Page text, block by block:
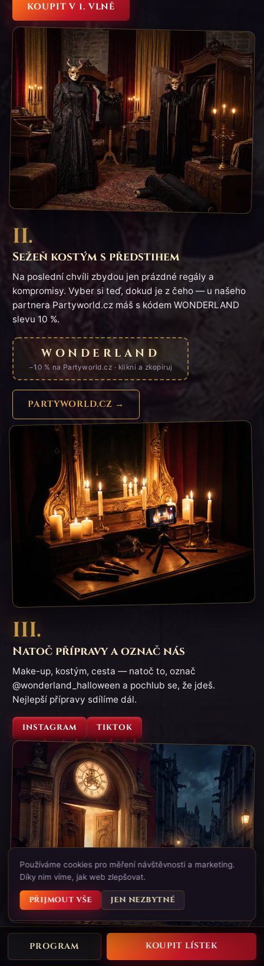
KOUPIT V 1. VLNĚ
II.
Sežeň kostým s předstihem
Na poslední chvíli zbydou jen prázdné regály a
kompromisy. Vyber si teď, dokud je z čeho — u našeho
partnera Partyworld.cz máš s kódem WONDERLAND
slevu 10 %.
WONDERLAND
−10 % na Partyworld.cz · klikni a zkopíruj
PARTYWORLD.CZ →
III.
Natoč přípravy a označ nás
Make-up, kostým, cesta — natoč to, označ
@wonderland_halloween a pochlub se, že jdeš.
Nejlepší přípravy sdílíme dál.
INSTAGRAM TIKTOK
IV.
PROGRAM KOUPIT LÍSTEK
Používáme cookies pro měření návštěvnosti a marketing.
Díky nim víme, jak web zlepšovat.
PŘIJMOUT VŠE JEN NEZBYTNÉ